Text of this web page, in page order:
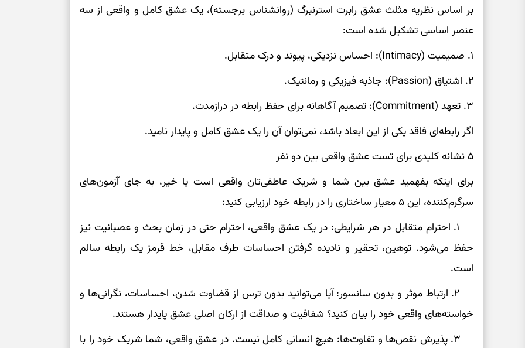
بر اساس نظریه مثلث عشق رابرت استرنبرگ (روانشناس برجسته)، یک عشق کامل و واقعی از سه
عنصر اساسی تشکیل شده است:
۱. صمیمیت (Intimacy): احساس نزدیکی، پیوند و درک متقابل.
۲. اشتیاق (Passion): جاذبه فیزیکی و رمانتیک.
۳. تعهد (Commitment): تصمیم آگاهانه برای حفظ رابطه در درازمدت.
اگر رابطه‌ای فاقد یکی از این ابعاد باشد، نمی‌توان آن را یک عشق کامل و پایدار نامید.
۵ نشانه کلیدی برای تست عشق واقعی بین دو نفر
برای اینکه بفهمید عشق بین شما و شریک عاطفی‌تان واقعی است یا خیر، به جای آزمون‌های
سرگرم‌کننده، این ۵ معیار ساختاری را در رابطه خود ارزیابی کنید:
۱. احترام متقابل در هر شرایطی: در یک عشق واقعی، احترام حتی در زمان بحث و عصبانیت نیز
حفظ می‌شود. توهین، تحقیر و نادیده گرفتن احساسات طرف مقابل، خط قرمز یک رابطه سالم
است.
۲. ارتباط موثر و بدون سانسور: آیا می‌توانید بدون ترس از قضاوت شدن، احساسات، نگرانی‌ها و
خواسته‌های واقعی خود را بیان کنید؟ شفافیت و صداقت از ارکان اصلی عشق پایدار هستند.
۳. پذیرش نقص‌ها و تفاوت‌ها: هیچ انسانی کامل نیست. در عشق واقعی، شما شریک خود را با